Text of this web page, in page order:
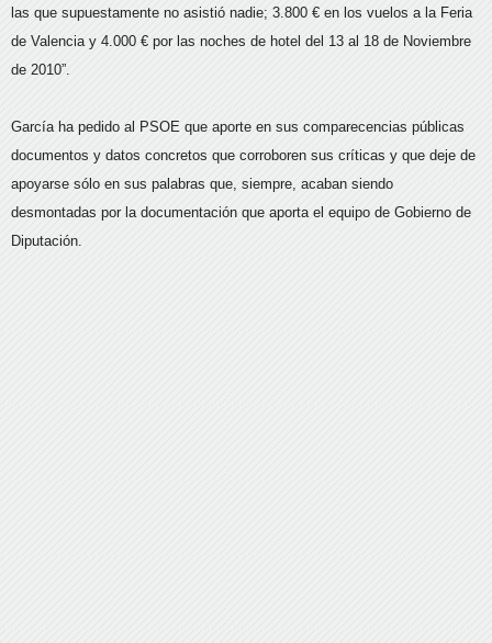
las que supuestamente no asistió nadie; 3.800 € en los vuelos a la Feria
de Valencia y 4.000 € por las noches de hotel del 13 al 18 de Noviembre
de 2010”.
García ha pedido al PSOE que aporte en sus comparecencias públicas
documentos y datos concretos que corroboren sus críticas y que deje de
apoyarse sólo en sus palabras que, siempre, acaban siendo
desmontadas por la documentación que aporta el equipo de Gobierno de
Diputación.